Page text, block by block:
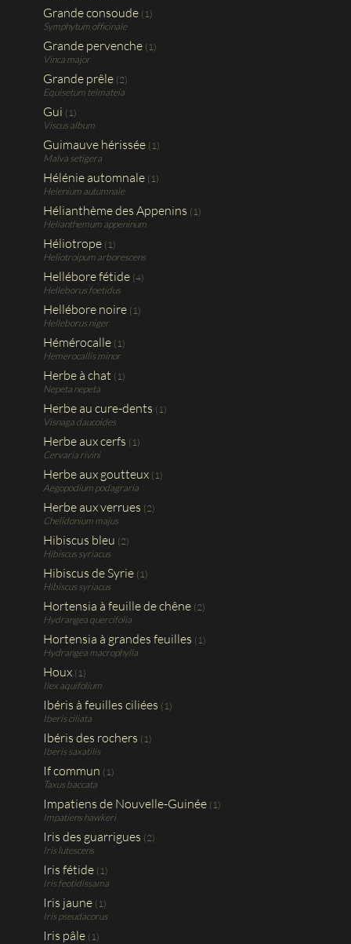
Grande consoude (1)
Symphytum officinale
Grande pervenche (1)
Vinca major
Grande prêle (2)
Equisetum telmateia
Gui (1)
Viscus album
Guimauve hérissée (1)
Malva setigera
Hélénie automnale (1)
Helenium autumnale
Hélianthème des Appenins (1)
Helianthemum appeninum
Héliotrope (1)
Heliotroipum arborescens
Hellébore fétide (4)
Helleborus foetidus
Hellébore noire (1)
Helleborus niger
Hémérocalle (1)
Hemerocallis minor
Herbe à chat (1)
Nepeta nepeta
Herbe au cure-dents (1)
Visnaga daucoides
Herbe aux cerfs (1)
Cervaria rivini
Herbe aux goutteux (1)
Aegopodium podagraria
Herbe aux verrues (2)
Chelidonium majus
Hibiscus bleu (2)
Hibiscus syriacus
Hibiscus de Syrie (1)
Hibiscus syriacus
Hortensia à feuille de chêne (2)
Hydrangea quercifolia
Hortensia à grandes feuilles (1)
Hydrangea macrophylla
Houx (1)
Ilex aquifolium
Ibéris à feuilles ciliées (1)
Iberis ciliata
Ibéris des rochers (1)
Iberis saxatilis
If commun (1)
Taxus baccata
Impatiens de Nouvelle-Guinée (1)
Impatiens hawkeri
Iris des guarrigues (2)
Iris lutescens
Iris fétide (1)
Iris feotidissama
Iris jaune (1)
Iris pseudacorus
Iris pâle (1)